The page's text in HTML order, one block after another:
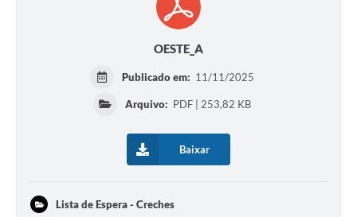
OESTE_A
Publicado em: 11/11/2025
Arquivo: PDF | 253,82 KB
Baixar
Lista de Espera - Creches